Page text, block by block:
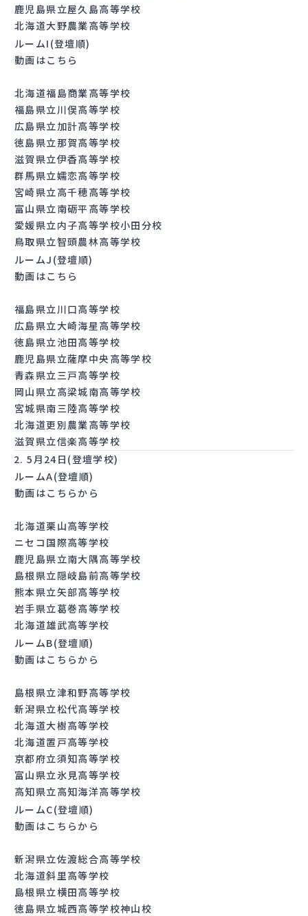
鹿児島県立屋久島高等学校
北海道大野農業高等学校
ルームI(登壇順)
動画はこちら
北海道福島商業高等学校
福島県立川俣高等学校
広島県立加計高等学校
徳島県立那賀高等学校
滋賀県立伊香高等学校
群馬県立嬬恋高等学校
宮崎県立高千穂高等学校
富山県立南砺平高等学校
愛媛県立内子高等学校小田分校
鳥取県立智頭農林高等学校
ルームJ(登壇順)
動画はこちら
福島県立川口高等学校
広島県立大崎海星高等学校
徳島県立池田高等学校
鹿児島県立薩摩中央高等学校
青森県立三戸高等学校
岡山県立高梁城南高等学校
宮城県南三陸高等学校
北海道更別農業高等学校
滋賀県立信楽高等学校
2. 5月24日(登壇学校)
ルームA(登壇順)
動画はこちらから
北海道栗山高等学校
ニセコ国際高等学校
鹿児島県立南大隅高等学校
島根県立隠岐島前高等学校
熊本県立矢部高等学校
岩手県立葛巻高等学校
北海道雄武高等学校
ルームB(登壇順)
動画はこちらから
島根県立津和野高等学校
新潟県立松代高等学校
北海道大樹高等学校
北海道置戸高等学校
京都府立須知高等学校
富山県立氷見高等学校
高知県立高知海洋高等学校
ルームC(登壇順)
動画はこちらから
新潟県立佐渡総合高等学校
北海道斜里高等学校
島根県立横田高等学校
徳島県立城西高等学校神山校